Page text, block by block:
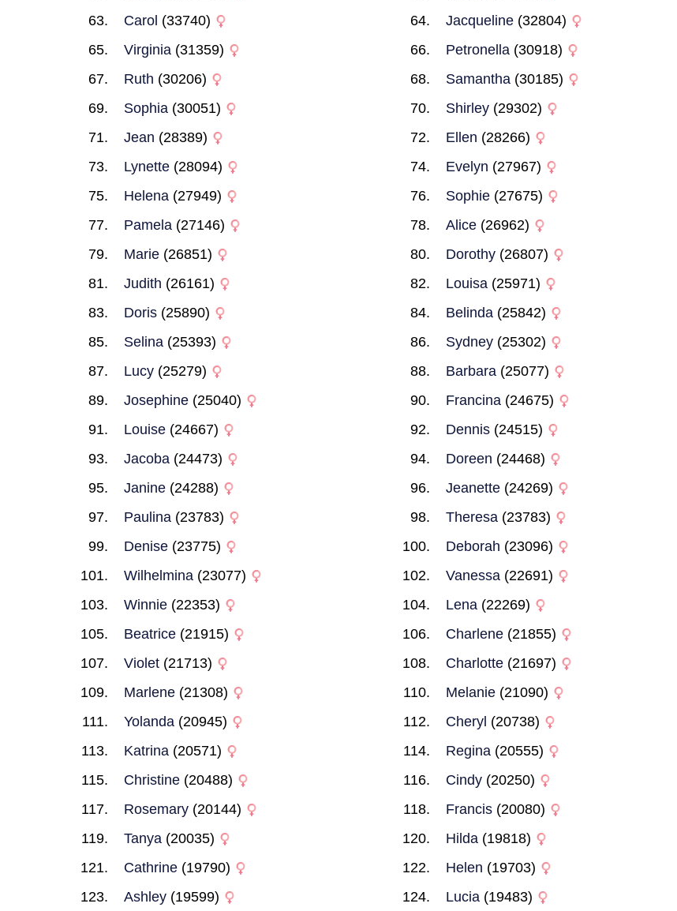
Carol (33740) Jacqueline(32804)
Virginia (31359) Petronella(30918)
Ruth (30206) Samantha(30185)
Sophia (30051) Shirley(29302)
Jean (28389) Ellen (28266)
Lynette (28094) Evelyn (27967)
Helena (27949) Sophie(27675)
Pamela (27146) Alice(26962)
Marie (26851) Dorothy(26807)
Judith (26161) Louisa(25971)
Doris (25890) Belinda(25842)
Selina (25393) Sydney(25302)
Lucy (25279) Barbara(25077)
Josephine (25040) Francina(24675)
Louise (24667) Dennis(24515)
Jacoba (24473) Doreen (24468)
Janine (24288) Jeanette(24269)
Paulina (23783) Theresa(23783)
Denise (23775) Deborah (23096)
Wilhelmina (23077) Vanessa(22691)
Winnie (22353) Lena(22269)
Beatrice (21915) Charlene(21855)
Violet (21713) Charlotte(21697)
Marlene (21308) Melanie(21090)
Yolanda (20945) Cheryl (20738)
Katrina (20571) Regina(20555)
Christine (20488) Cindy(20250)
Rosemary (20144) Francis(20080)
Tanya (20035) Hilda(19818)
Cathrine (19790) Helen (19703)
Ashley (19599) Lucia(19483)